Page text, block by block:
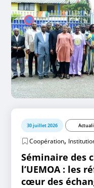
30 juillet 2026
Coopération,
Séminaire des
l’UEMOA : les
cœur des